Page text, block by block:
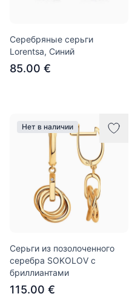
Серебряные серьги
Lorentsa, Синий
85.00 €
Нет в наличии
Серьги из позолоченного
серебра SOKOLOV с
бриллиантами
115.00 €